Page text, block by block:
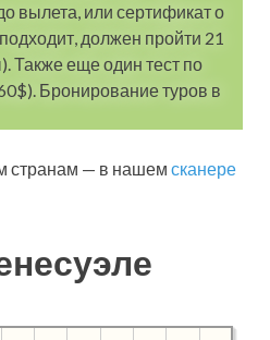
вылета, или сертификат о
должен пройти 21
Также еще один тест по
Бронирование туров в
странам — в нашем сканере